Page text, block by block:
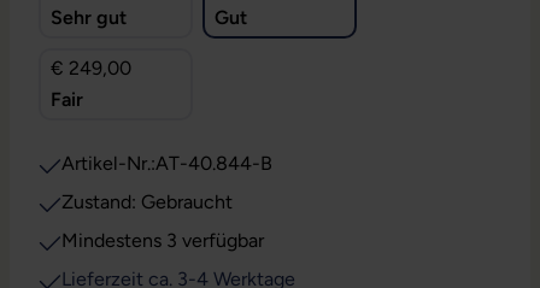
Sehr gut
Gut
€ 249,00
Fair
Artikel-Nr.:AT-40.844-B
Zustand: Gebraucht
Mindestens 3 verfügbar
Lieferzeit ca. 3-4 Werktage